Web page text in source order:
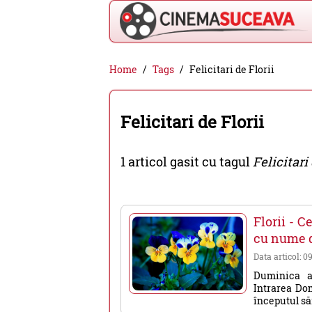
Cinema
Suceava
-
filme
cinema,
evenimente
din
Suceava
Home Tags Felicitari de Florii
Felicitari de Florii
1 articol gasit cu tagulFelicitari
Florii -
cu nume
Data articol:
Duminica
Intrarea
începutul